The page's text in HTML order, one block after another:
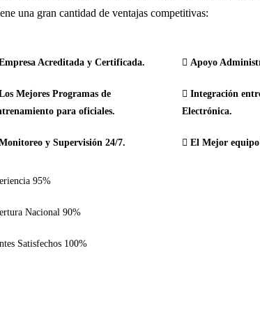
una gran cantidad de ventajas competitivas:
Acreditada y Certificada.
Mejores Programas de
para oficiales.
y Supervisión 24/7.
Apoyo
Integración
Electrónica.
El Mejor equipo
95%
Nacional 90%
Satisfechos 100%